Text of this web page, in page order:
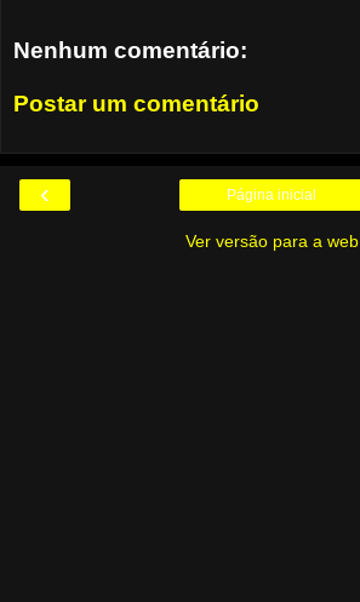
Nenhum comentário:
Postar um comentário
‹ Página inicial
Ver versão para a web